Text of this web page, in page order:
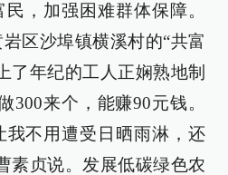
，加强困难群体保障。
区沙埠镇横溪村的“共富
了年纪的工人正娴熟地制
300来个，能赚90元钱。
我不用遭受日晒雨淋，还
素贞说。发展低碳绿色农